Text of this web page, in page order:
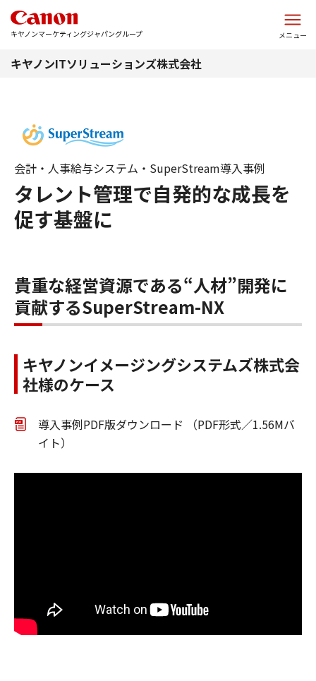
キヤノンマーケティングジャパングループ メニュー
キヤノンITソリューションズ株式会社
タレント管理で自発的な成長を
促す基盤に
会計・人事給与システム・SuperStream導入事例
貴重な経営資源である“人材”開発に
貢献するSuperStream-NX
キヤノンイメージングシステムズ株式会
社様のケース
導入事例PDF版ダウンロード （PDF形式／1.56Mバ
イト）